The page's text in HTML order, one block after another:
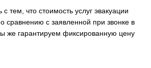
тем, что стоимость услуг эвакуации
сравнению с заявленной при звонке в
же гарантируем фиксированную цену